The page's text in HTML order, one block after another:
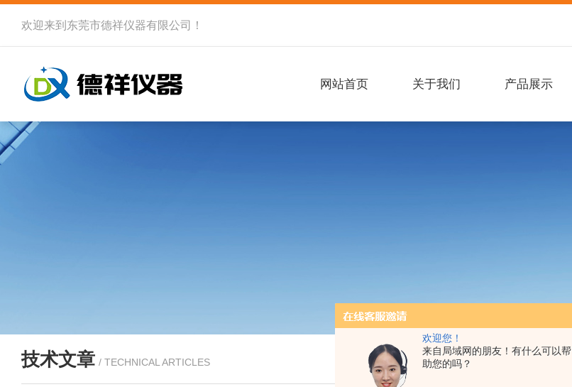
欢迎您！
来自局域网的朋友！有什么可以帮
助您的吗？
欢迎来到 东莞市德祥仪器有限公司 ！
网站首页 关于我们 产品展示
技术文章 / TECHNICAL ARTICLES